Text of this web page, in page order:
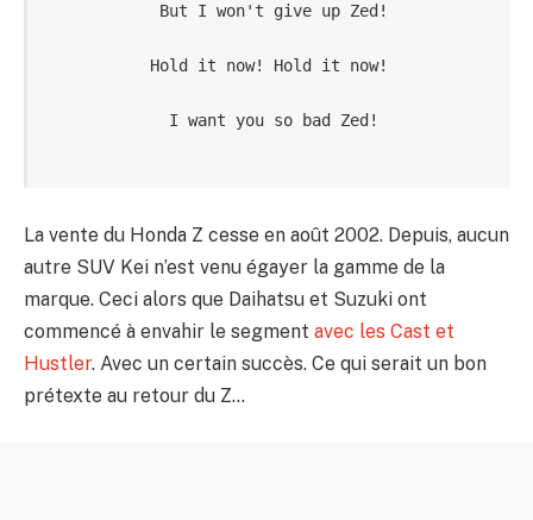
But I won't give up Zed!
Hold it now! Hold it now!
I want you so bad Zed!
La vente du Honda Z cesse en août 2002. Depuis, aucun
autre SUV Kei n’est venu égayer la gamme de la
marque. Ceci alors que Daihatsu et Suzuki ont
commencé à envahir le segment avec les Cast et
Hustler. Avec un certain succès. Ce qui serait un bon
prétexte au retour du Z…